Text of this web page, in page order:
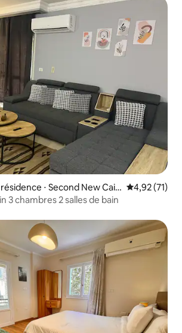
⋅ Second New Cair
Évaluation
4,92 (71)
3 chambres 2 salles de bain